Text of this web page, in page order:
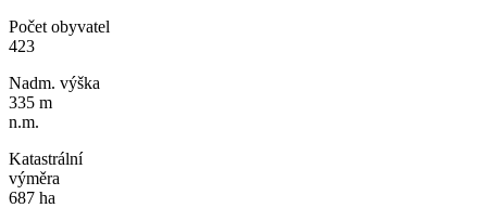
Počet obyvatel
423
Nadm. výška
335 m
n.m.
Katastrální
výměra
687 ha